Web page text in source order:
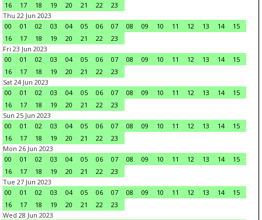
16
17 18 19 20 21 22
23
Thu 22 Jun 2023
00
01 02 03 04 05 06 07 08 09 10 11 12 13 14
15
16
17 18 19 20 21 22
23
Fri 23 Jun 2023
00
01 02 03 04 05 06 07 08 09 10 11 12 13 14
15
16
17 18 19 20 21 22
23
Sat 24 Jun 2023
00
01 02 03 04 05 06 07 08 09 10 11 12 13 14
15
16
17 18 19 20 21 22
23
Sun 25 Jun 2023
00
01 02 03 04 05 06 07 08 09 10 11 12 13 14
15
16
17 18 19 20 21 22
23
Mon 26 Jun 2023
00
01 02 03 04 05 06 07 08 09 10 11 12 13 14
15
16
17 18 19 20 21 22
23
Tue 27 Jun 2023
00
01 02 03 04 05 06 07 08 09 10 11 12 13 14
15
16
17 18 19 20 21 22
23
Wed 28 Jun 2023